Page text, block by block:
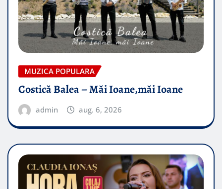
MUZICA POPULARA
Costică Balea – Măi Ioane,măi Ioane
admin aug. 6, 2026